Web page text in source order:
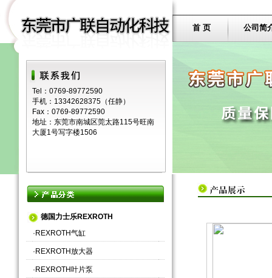
Tel：0769-89772590
手机：13342628375（任静）
Fax：0769-89772590
地址：东莞市南城区莞太路115号旺南
大厦1号写字楼1506
首 页 公司简
德国力士乐REXROTH
· REXROTH气缸
· REXROTH放大器
· REXROTH叶片泵